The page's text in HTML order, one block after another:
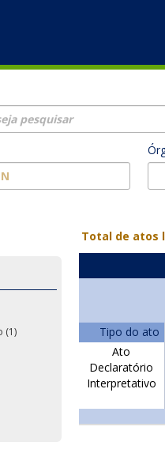
(1)
Total de atos
Tipo do ato
Ato
Declaratório
Interpretativo